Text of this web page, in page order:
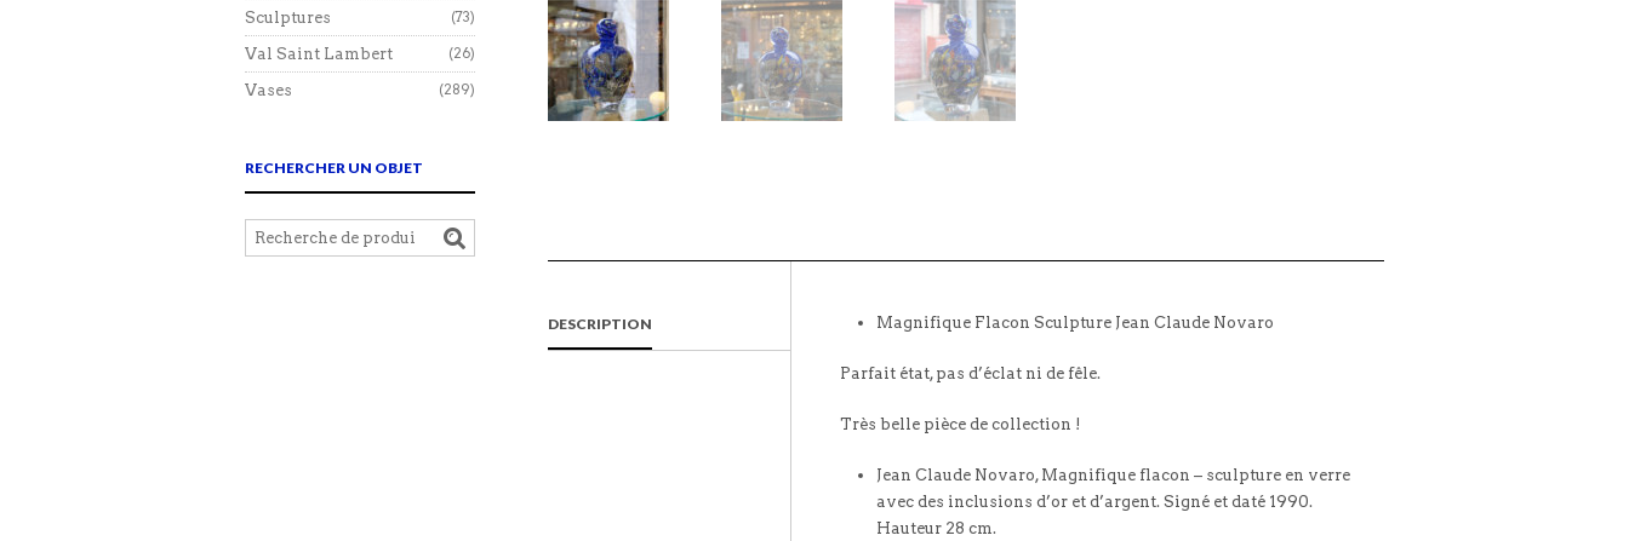
DESCRIPTION Magnifique Flacon Sculpture Jean Claude Novaro
Parfait état, pas d’éclat ni de fêle.
Très belle pièce de collection !
Jean Claude Novaro, Magnifique flacon – sculpture en verre
avec des inclusions d’or et d’argent. Signé et daté 1990.
Hauteur 28 cm.
Sculptures (73)
Val Saint Lambert (26)
Vases (289)
RECHERCHER UN OBJET